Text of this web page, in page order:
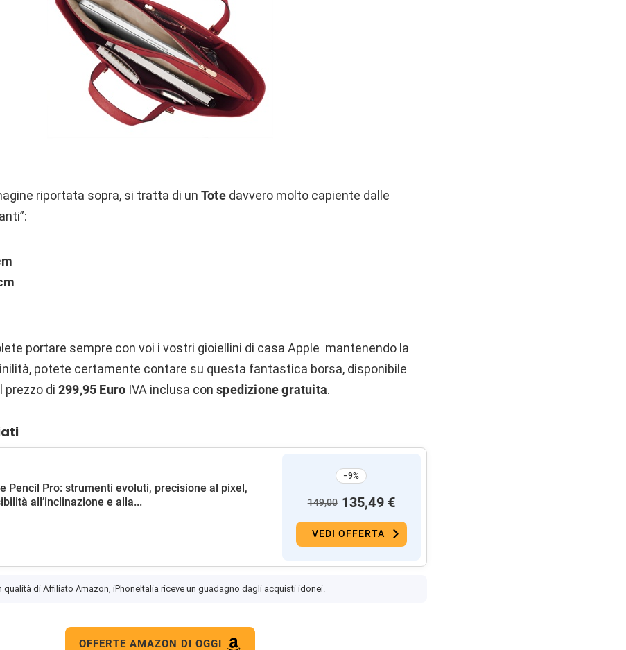
riportata sopra, si tratta di un Totedavvero molto capiente dalle
portare sempre con voi i vostri gioiellini di casa Apple mantenendo la
potete certamente contare su questa fantastica borsa, disponibile
prezzo di 299,95 Euro IVA inclusa conspedizione gratuita.
Pencil Pro: strumenti evoluti, precisione al pixel,
all’inclinazione e alla...
−9%
149,00 135,49 €
VEDI OFFERTA
qualità di Affiliato Amazon, iPhoneItalia riceve un guadagno dagli acquisti idonei.
OFFERTE AMAZON DI OGGI